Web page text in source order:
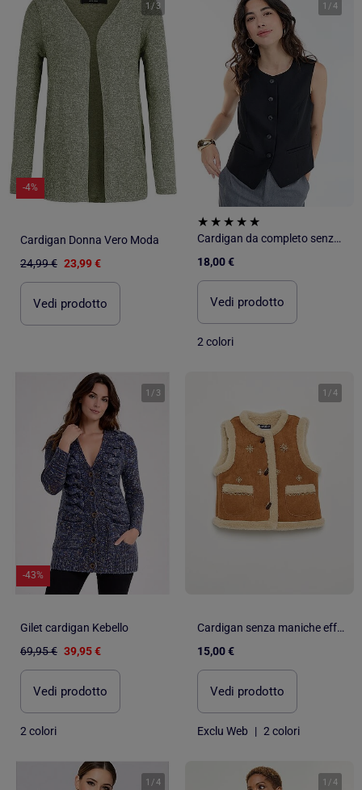
1/3
-4%
Cardigan Donna Vero Moda
24,99 € 23,99 €
Vedi prodotto
1 /4
Cardigan da completo senza maniche a tinta unita
18,00 €
Vedi prodotto
2 colori
1 / 3
-43%
Gilet cardigan Kebello
69,95 € 39,95 €
Vedi prodotto
2 colori
1 /4
Cardigan senza maniche effetto montone
15,00 €
Vedi prodotto
Exclu Web | 2 colori
1 /4 1 /4